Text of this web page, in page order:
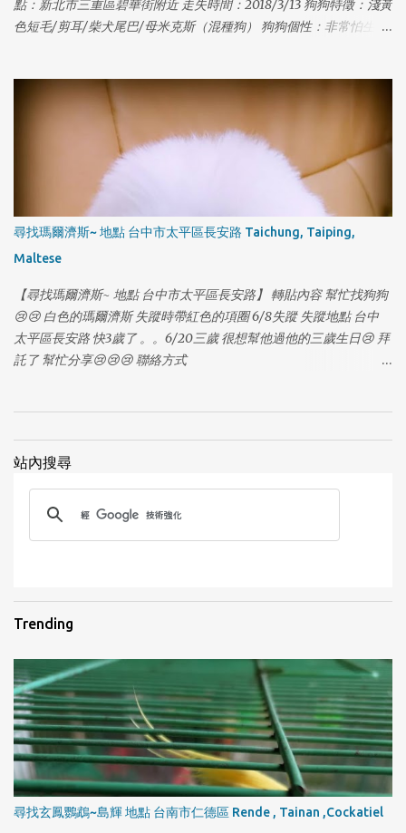
1
1
點：新北市三重區碧華街附近 走失時間：2018/3/13 狗狗特徵：淺黃
色短毛/剪耳/柴犬尾巴/母米克斯（混種狗） 狗狗個性：非常怕生、
讓她自己跑出門了，請大家幫忙注意是否有她的行蹤，希望皮皮可
以趕快回家...謝謝🙏！ [有晶片] #走失 #狗走失
尋找瑪爾濟斯~ 地點 台中市太平區長安路 Taichung, Taiping,
Maltese
【尋找瑪爾濟斯~ 地點 台中市太平區長安路】 轉貼內容 幫忙找狗狗
😢😢 白色的瑪爾濟斯 失蹤時帶紅色的項圈 6/8失蹤 失蹤地點 台中
太平區長安路 快3歲了 。。6/20三歲 很想幫他過他的三歲生日😢 拜
託了 幫忙分享😢😢😢 聯絡方式
站內搜尋
Trending
尋找玄鳳鸚鵡~島輝 地點 台南市仁德區 Rende , Tainan ,Cockatiel